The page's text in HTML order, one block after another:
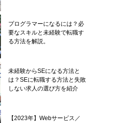
プログラマーになるには？必
要なスキルと未経験で転職す
る方法を解説。
未経験からSEになる方法と
は？SEに転職する方法と失敗
しない求人の選び方を紹介
【2023年】Webサービス／